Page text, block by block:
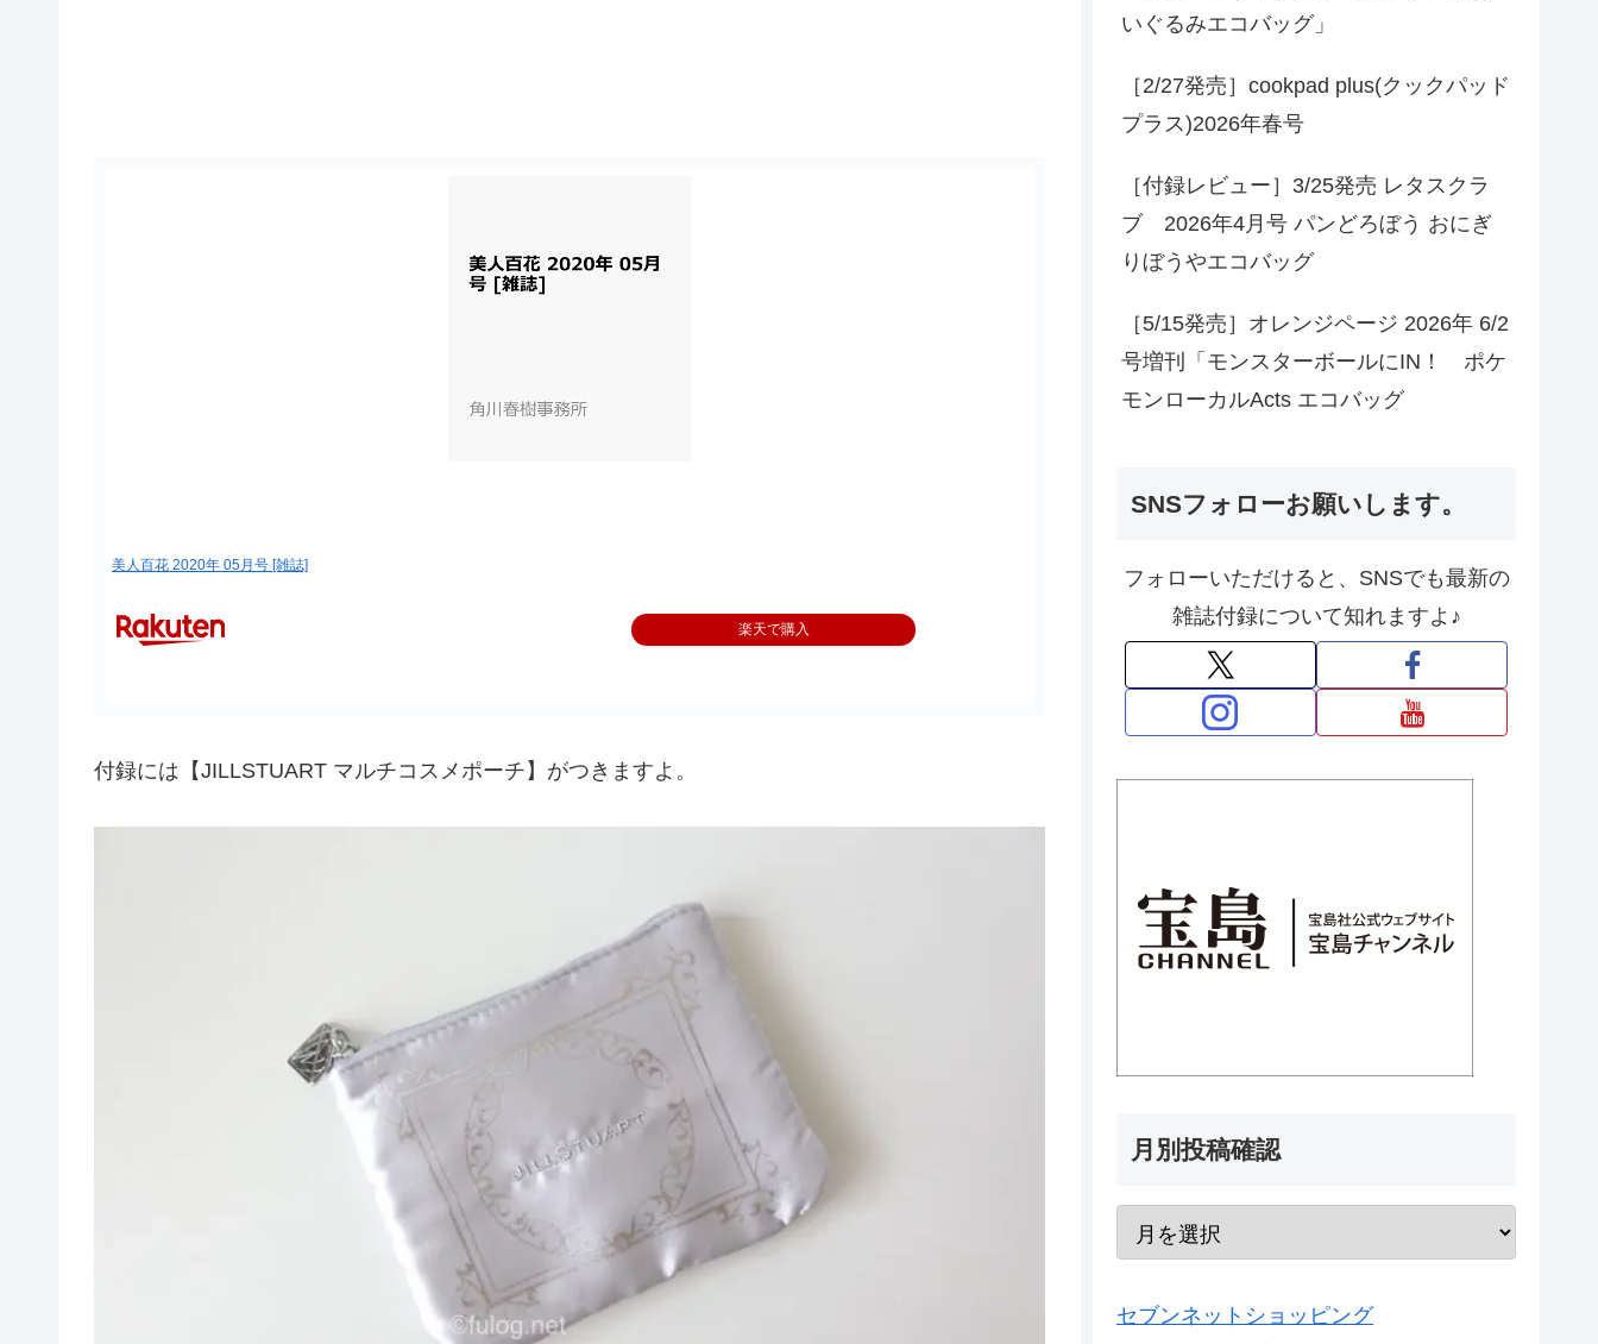
美人百花 2020年 05月号 [雑誌]
楽天で購入
付録には【JILLSTUART マルチコスメポーチ】がつきますよ。
いぐるみエコバッグ」
［2/27発売］cookpad plus(クックパッド
プラス)2026年春号
［付録レビュー］3/25発売 レタスクラ
ブ 2026年4月号 パンどろぼう おにぎ
りぼうやエコバッグ
［5/15発売］オレンジページ 2026年 6/2
号増刊「モンスターボールにIN！ ポケ
モンローカルActs エコバッグ
SNSフォローお願いします。
フォローいただけると、SNSでも最新の
雑誌付録について知れますよ♪
月別投稿確認
セブンネットショッピング